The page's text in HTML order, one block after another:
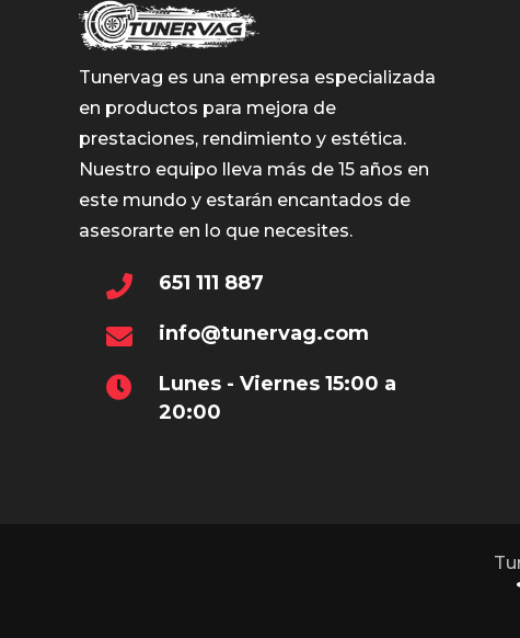
Tunervag es una empresa especializada
en productos para mejora de
prestaciones, rendimiento y estética.
Nuestro equipo lleva más de 15 años en
este mundo y estarán encantados de
asesorarte en lo que necesites.
651 111 887
info@tunervag.com
Lunes - Viernes 15:00 a
20:00